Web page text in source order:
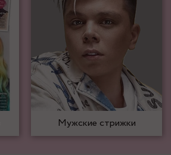
Мужские стрижки